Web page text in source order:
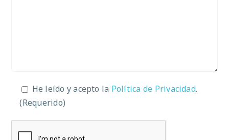
He leído y acepto la Política de Privacidad.
(Requerido)